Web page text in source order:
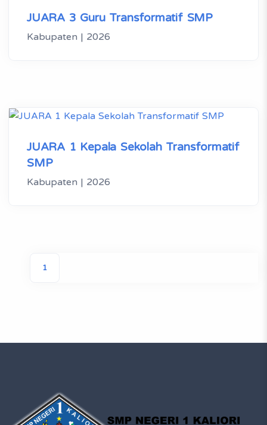
JUARA 3 Guru Transformatif SMP
Kabupaten | 2026
JUARA 1 Kepala Sekolah Transformatif
SMP
Kabupaten | 2026
1